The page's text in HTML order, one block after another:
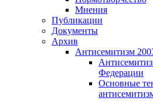
Мнения
Публикации
Документы
Архив
Антисемитизм
Федерации
Основные